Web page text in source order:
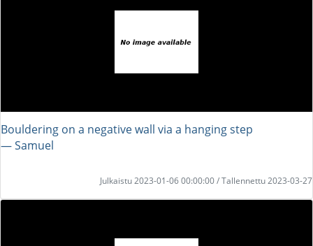
Bouldering on a negative wall via a hanging step
― Samuel
Julkaistu 2023-01-06 00:00:00 / Tallennettu 2023-03-27